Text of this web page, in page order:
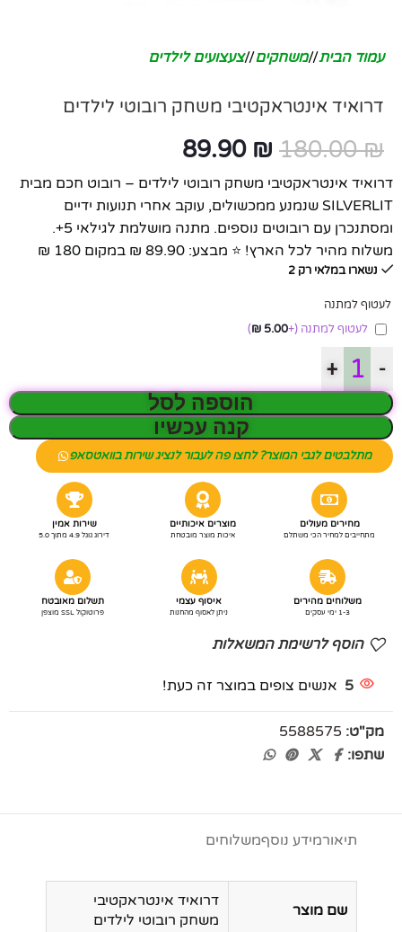
עמוד הבית/ משחקים/ צעצועים לילדים
דרואיד אינטראקטיבי משחק רובוטי לילדים
180.00₪
89.90 ₪
דרואיד אינטראקטיבי משחק רובוטי לילדים – רובוט חכם מבית
SILVERLIT שנמנע ממכשולים, עוקב אחרי תנועות ידיים
ומסתנכרן עם רובוטים נוספים. מתנה מושלמת לגילאי 5+.
משלוח מהיר לכל הארץ! ⭐ מבצע: 89.90 ₪ במקום 180 ₪
נשארו במלאי רק 2
לעטוף למתנה
לעטוף למתנה (+
5.00
₪
)
-
+
הוספה לסל
קנה עכשיו
מתלבטים לגבי המוצר? לחצו פה לעבור לנציג שירות בוואטסאפ
מחירים מעולים
מתחייבים למחיר הכי משתלם
מוצרים איכותיים
איכות מוצר מובטחת
שירות אמין
דירוג גוגל 4.9 מתוך 5.0
משלוחים מהירים
1-3 ימי עסקים
איסוף עצמי
ניתן לאסוף מהחנות
תשלום מאובטח
פרוטוקול SSL מוצפן
הוסף לרשימת המשאלות
5 אנשים צופים במוצר זה כעת!
מק"ט: 5588575
שתפו:
תיאורמידע נוסףמשלוחים
שם מוצר
דרואיד אינטראקטיבי
משחק רובוטי לילדים